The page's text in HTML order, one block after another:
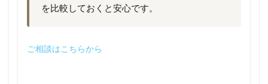
を比較しておくと安心です。
ご相談はこちらから